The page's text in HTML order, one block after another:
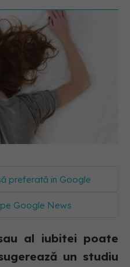
preferată în Google
Google News
al iubitei poate
un studiu